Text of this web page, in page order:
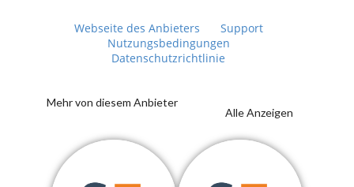
Webseite des Anbieters
Support
Nutzungsbedingungen
Datenschutzrichtlinie
Mehr von diesem Anbieter
Alle Anzeigen